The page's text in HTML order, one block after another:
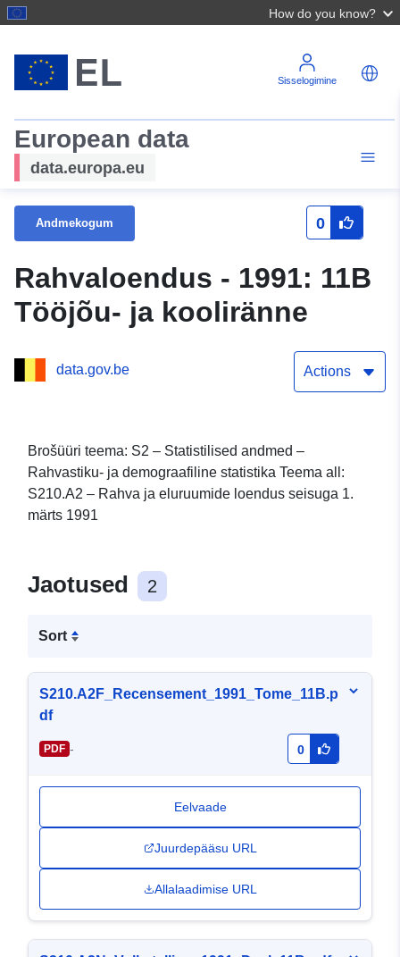
How do you know?
Sisselogimine
European data
data.europa.eu
Andmekogum 0
Rahvaloendus - 1991: 11B
Tööjõu- ja kooliränne
data.gov.be Actions
Brošüüri teema: S2 – Statistilised andmed –
Rahvastiku- ja demograafiline statistika Teema all:
S210.A2 – Rahva ja eluruumide loendus seisuga 1.
märts 1991
Jaotused 2
Sort
S210.A2F_Recensement_1991_Tome_11B.p
df
PDF - 0
Eelvaade
Juurdepääsu URL
Allalaadimise URL